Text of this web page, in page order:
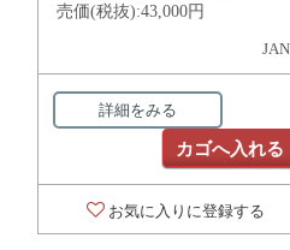
売価(税抜):43,000円
詳細をみる
カゴへ入れる
お気に入りに登録する